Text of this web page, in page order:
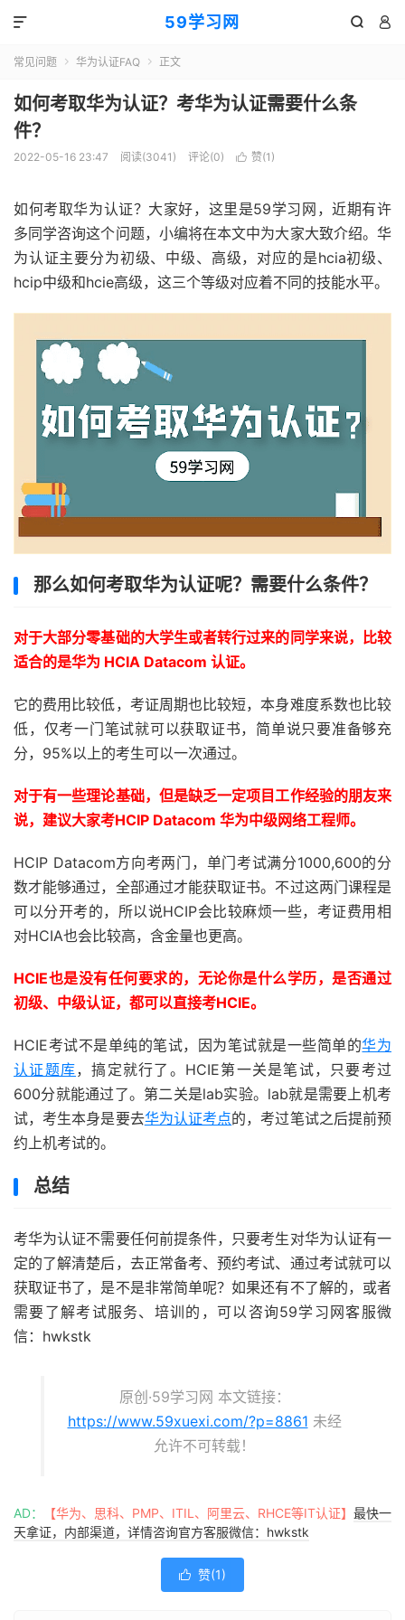
59学习网  

常见问题  华为认证FAQ  正文
如何考取华为认证？考华为认证需要什么条
件？
2022-05-16 23:47 阅读(3041) 评论(0)  赞(1 )
如何考取华为认证？大家好，这里是59学习网，近期有许
多同学咨询这个问题，小编将在本文中为大家大致介绍。华
为认证主要分为初级、中级、高级，对应的是hcia初级、
hcip中级和hcie高级，这三个等级对应着不同的技能水平。
那么如何考取华为认证呢？需要什么条件？
对于大部分零基础的大学生或者转行过来的同学来说，比较
适合的是华为 HCIA Datacom 认证。
它的费用比较低，考证周期也比较短，本身难度系数也比较
低，仅考一门笔试就可以获取证书，简单说只要准备够充
分，95%以上的考生可以一次通过。
对于有一些理论基础，但是缺乏一定项目工作经验的朋友来
说，建议大家考HCIP Datacom 华为中级网络工程师。
HCIP Datacom方向考两门，单门考试满分1000,600的分
数才能够通过，全部通过才能获取证书。不过这两门课程是
可以分开考的，所以说HCIP会比较麻烦一些，考证费用相
对HCIA也会比较高，含金量也更高。
HCIE也是没有任何要求的，无论你是什么学历，是否通过
初级、中级认证，都可以直接考HCIE。
HCIE考试不是单纯的笔试，因为笔试就是一些简单的华为
认证题库，搞定就行了。HCIE第一关是笔试，只要考过
600分就能通过了。第二关是lab实验。lab就是需要上机考
试，考生本身是要去华为认证考点的，考过笔试之后提前预
约上机考试的。
总结
考华为认证不需要任何前提条件，只要考生对华为认证有一
定的了解清楚后，去正常备考、预约考试、通过考试就可以
获取证书了，是不是非常简单呢？如果还有不了解的，或者
需要了解考试服务、培训的，可以咨询59学习网客服微
信：hwkstk
原创·59学习网 本文链接：
https://www.59xuexi.com/?p=8861 未经
允许不可转载！
AD： 【华为、思科、PMP、ITIL、阿里云、RHCE等IT认证】 最快一
天拿证，内部渠道，详情咨询官方客服微信：hwkstk
 赞(1)